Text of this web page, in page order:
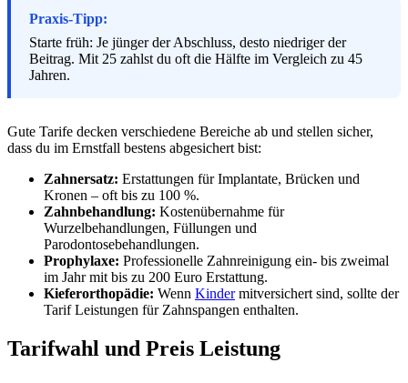
Praxis-Tipp:
Starte früh: Je jünger der Abschluss, desto niedriger der
Beitrag. Mit 25 zahlst du oft die Hälfte im Vergleich zu 45
Jahren.
Gute Tarife decken verschiedene Bereiche ab und stellen sicher,
dass du im Ernstfall bestens abgesichert bist:
Zahnersatz: Erstattungen für Implantate, Brücken und
Kronen – oft bis zu 100 %.
Zahnbehandlung: Kostenübernahme für
Wurzelbehandlungen, Füllungen und
Parodontosebehandlungen.
Prophylaxe: Professionelle Zahnreinigung ein- bis zweimal
im Jahr mit bis zu 200 Euro Erstattung.
Kieferorthopädie: Wenn Kindermitversichert sind, sollte der
Tarif Leistungen für Zahnspangen enthalten.
Tarifwahl und Preis Leistung